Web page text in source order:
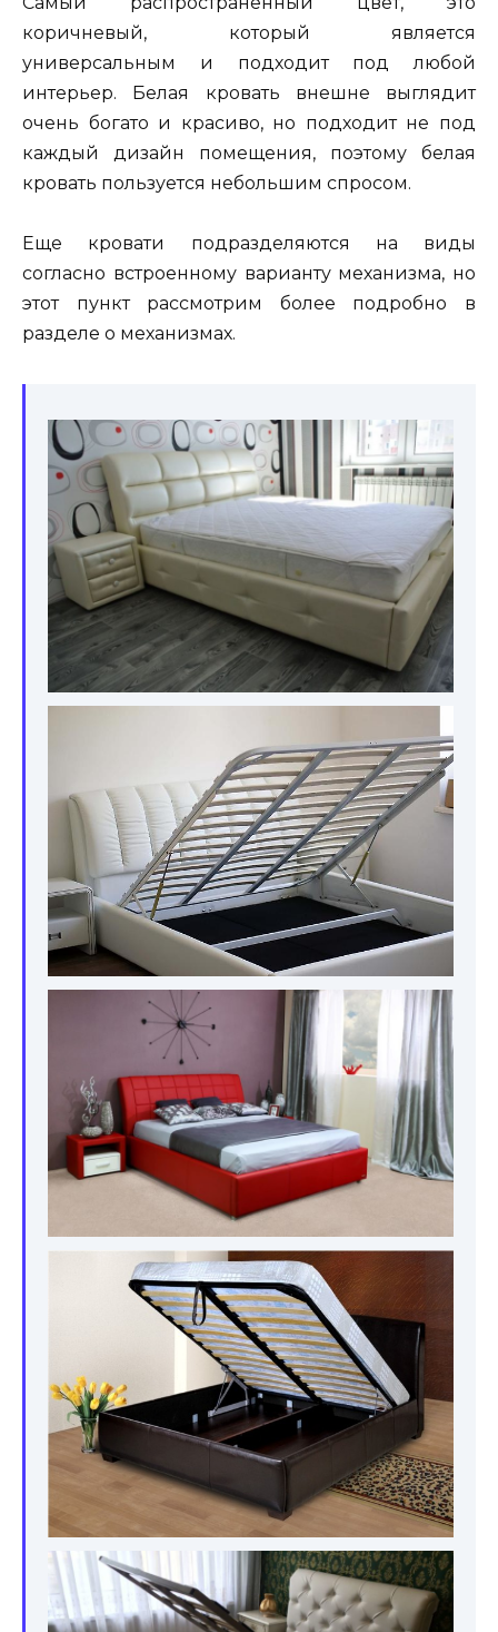
коричневый, который является
универсальным и подходит под любой
интерьер. Белая кровать внешне выглядит
очень богато и красиво, но подходит не под
каждый дизайн помещения, поэтому белая
кровать пользуется небольшим спросом.
Еще кровати подразделяются на виды
согласно встроенному варианту механизма, но
этот пункт рассмотрим более подробно в
разделе о механизмах.